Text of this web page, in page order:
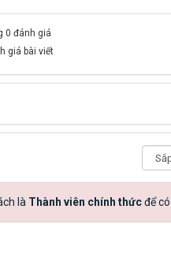
0 đánh giá
giá bài viết
là Thành viên chính thứcđể